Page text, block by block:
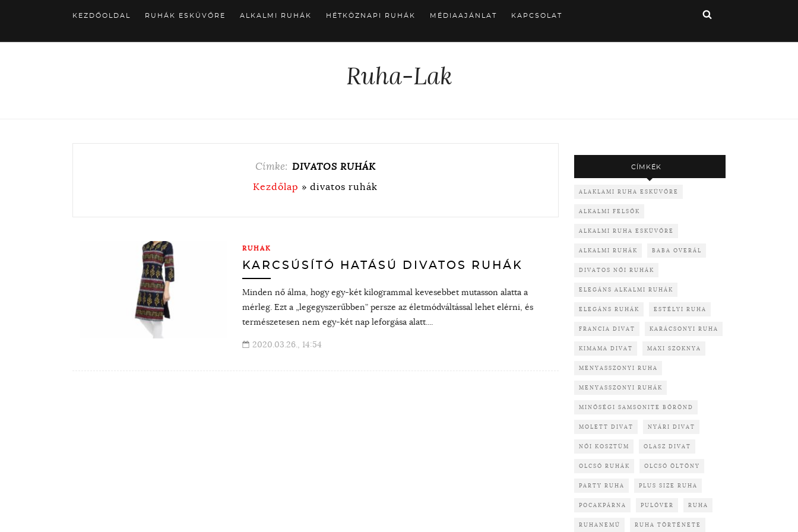
KEZDŐOLDAL RUHÁK ESKÜVŐRE ALKALMI RUHÁK HÉTKÖZNAPI RUHÁK MÉDIAAJÁNLAT KAPCSOLAT
Ruha-Lak
Címke: DIVATOS RUHÁK
Kezdőlap »divatos ruhák
RUHÁK
KARCSÚSÍTÓ HATÁSÚ DIVATOS RUHÁK
Minden nő álma, hogy egy-két kilogrammal kevesebbet mutasson alatta a
mérleg. Ezt a „legegyszerűbben” persze az életmódváltással lehet elérni, és
természetesen nem egy-két nap leforgása alatt....
2020.03.26., 14:54
CÍMKÉK
ALAKLAMI RUHA ESKÜVŐRE
ALKALMI FELSŐK
ALKALMI RUHA ESKÜVŐRE
ALKALMI RUHÁK BABA OVERÁL
DIVATOS NŐI RUHÁK
ELEGÁNS ALKALMI RUHÁK
ELEGÁNS RUHÁK ESTÉLYI RUHA
FRANCIA DIVAT KARÁCSONYI RUHA
KIMAMA DIVAT MAXI SZOKNYA
MENYASSZONYI RUHA
MENYASSZONYI RUHÁK
MINŐSÉGI SAMSONITE BŐRÖND
MOLETT DIVAT NYÁRI DIVAT
NŐI KOSZTÜM OLASZ DIVAT
OLCSÓ RUHÁK OLCSÓ ÖLTÖNY
PARTY RUHA PLUS SIZE RUHA
POCAKPÁRNA PULÓVER RUHA
RUHANEMŰ RUHA TÖRTÉNETE